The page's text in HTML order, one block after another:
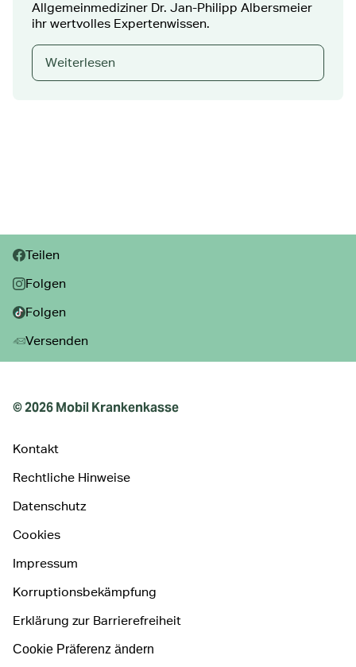
Allgemeinmediziner Dr. Jan-Philipp Albersmeier
ihr wertvolles Expertenwissen.
Weiterlesen
Teilen
Folgen
Folgen
Versenden
© 2026 Mobil Krankenkasse
Kontakt
Rechtliche Hinweise
Datenschutz
Cookies
Impressum
Korruptionsbekämpfung
Erklärung zur Barrierefreiheit
Cookie Präferenz ändern